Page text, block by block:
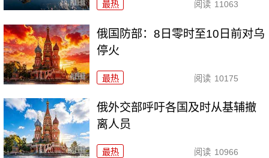
最热 阅读 11063
俄国防部：8日零时至10日前对乌
停火
最热 阅读 10175
俄外交部呼吁各国及时从基辅撤
离人员
最热 阅读 10966